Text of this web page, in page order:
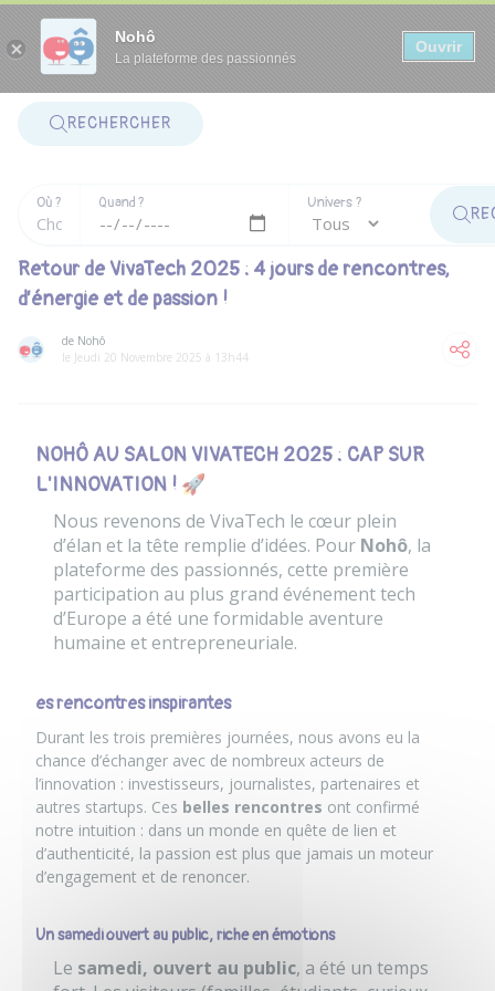
Nohô
La plateforme des passionnés
Ouvrir
RECHERCHER
Où ? Quand ? Univers ?
Retour de VivaTech 2025 : 4 jours de rencontres,
d’énergie et de passion !
de Nohô
le Jeudi 20 Novembre 2025 à 13h44
NOHÔ AU SALON VIVATECH 2025 : CAP SUR
L'INNOVATION ! 🚀
Nous revenons de VivaTech le cœur plein
d’élan et la tête remplie d’idées. Pour Nohô, la
plateforme des passionnés, cette première
participation au plus grand événement tech
d’Europe a été une formidable aventure
humaine et entrepreneuriale.
es rencontres inspirantes
Durant les trois premières journées, nous avons eu la
chance d’échanger avec de nombreux acteurs de
l’innovation : investisseurs, journalistes, partenaires et
autres startups. Ces belles rencontres ont confirmé
notre intuition : dans un monde en quête de lien et
d’authenticité, la passion est plus que jamais un moteur
d’engagement et de renoncer.
Un samedi ouvert au public, riche en émotions
Le samedi, ouvert au public, a été un temps
Panneau de gestion des cookies